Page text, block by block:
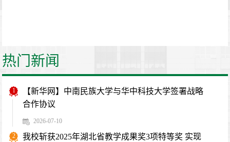
热门新闻
1
【新华网】中南民族大学与华中科技大学签署战略
合作协议
2026-07-10
2
我校斩获2025年湖北省教学成果奖3项特等奖 实现